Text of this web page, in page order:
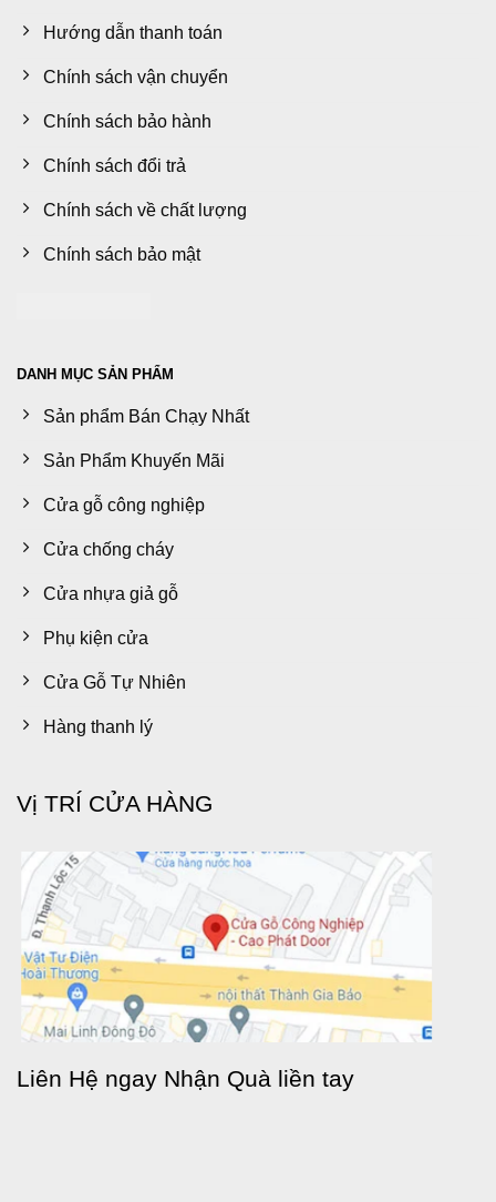
Hướng dẫn thanh toán
Chính sách vận chuyển
Chính sách bảo hành
Chính sách đổi trả
Chính sách về chất lượng
Chính sách bảo mật
DANH MỤC SẢN PHẨM
Sản phẩm Bán Chạy Nhất
Sản Phẩm Khuyến Mãi
Cửa gỗ công nghiệp
Cửa chống cháy
Cửa nhựa giả gỗ
Phụ kiện cửa
Cửa Gỗ Tự Nhiên
Hàng thanh lý
Vị TRÍ CỬA HÀNG
Liên Hệ ngay Nhận Quà liền tay